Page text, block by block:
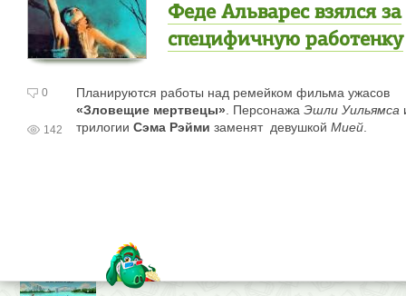
Феде Альварес взялся за
специфичную работенку
0
142
Планируются работы над ремейком фильма ужасов
«Зловещие мертвецы» . Персонажа Эшли Уильямса
трилогии Сэма Рэйми заменят девушкой Мией.